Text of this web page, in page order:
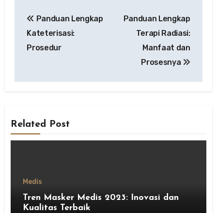
navigation
Panduan Lengkap
Kateterisasi:
Prosedur
Panduan Lengkap
Terapi Radiasi:
Manfaat dan
Prosesnya
Related Post
Medis
Tren Masker Medis 2023: Inovasi dan
Kualitas Terbaik